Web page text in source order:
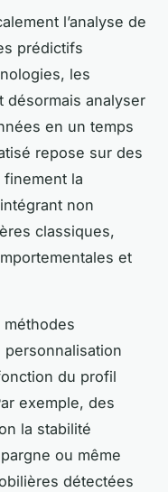
l’analyse de
prédictifs
les
désormais analyser
en un temps
repose sur des
finement la
non
classiques,
et
du profil
exemple, des
la stabilité
ou même
détectées